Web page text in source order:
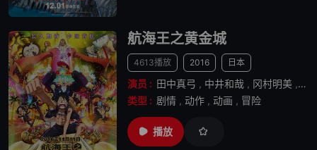
航海王之黄金城
4613播放 2016 日本
演员 : 田中真弓 , 中井和哉 , 冈村明美 , 山
类型 : 剧情 , 动作 , 动画 , 冒险
播放